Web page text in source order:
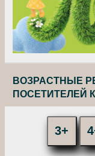
ВОЗРАСТНЫЕ
ПОСЕТИТЕЛЕЙ
3+